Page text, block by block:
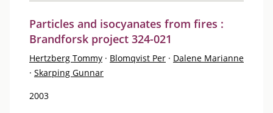
Particles and isocyanates from fires :
Brandforsk project 324-021
Hertzberg Tommy · Blomqvist Per · Dalene Marianne
· Skarping Gunnar
2003